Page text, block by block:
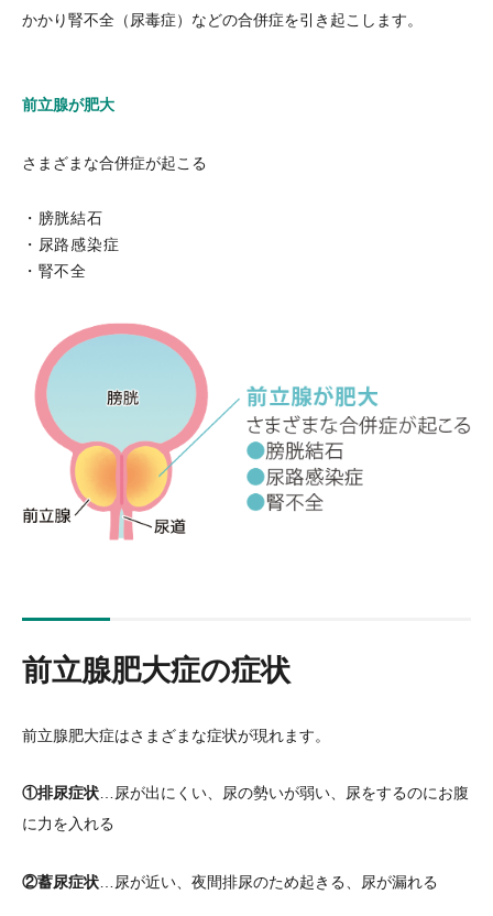
かかり腎不全（尿毒症）などの合併症を引き起こします。
前立腺が肥大
さまざまな合併症が起こる
膀胱結石
尿路感染症
腎不全
前立腺肥大症の症状
前立腺肥大症はさまざまな症状が現れます。
①排尿症状 …尿が出にくい、尿の勢いが弱い、尿をするのにお腹
に力を入れる
②蓄尿症状 …尿が近い、夜間排尿のため起きる、尿が漏れる